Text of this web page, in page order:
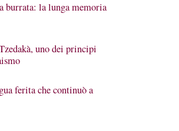
burrata: la lunga memoria
uno dei principi
ferita che continuò a